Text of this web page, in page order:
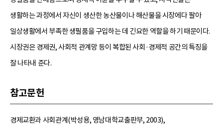
생활하는 과정에서 자신이 생산한 농산물이나 해산물을 시장에다 팔아
일상생활에서 부족한 생필품을 구입하는 데 긴요한 역할을 하기 때문이다.
시장권은 경제권, 사회적 관계망 등이 복합된 사회·경제적 공간의 특징을
잘 나타내 준다.
참고문헌
경제교환과 사회관계(박성용, 영남대학교출판부, 2003),